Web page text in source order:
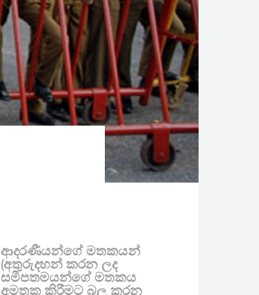
ආදරණීයන්ගේ මතකයන්
(අතුරුදහන් කරන ලද
සමීපතමයන්ගේ මතකය
අමතක කිරීමට බල කරන